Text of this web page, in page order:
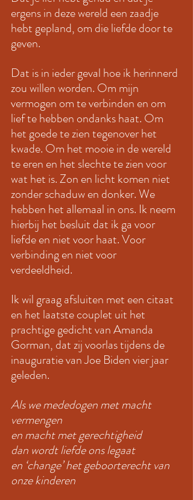
ergens in deze wereld een zaadje
hebt gepland, om die liefde door te
geven.
Dat is in ieder geval hoe ik herinnerd
zou willen worden. Om mijn
vermogen om te verbinden en om
lief te hebben ondanks haat. Om
het goede te zien tegenover het
kwade. Om het mooie in de wereld
te eren en het slechte te zien voor
wat het is. Zon en licht komen niet
zonder schaduw en donker. We
hebben het allemaal in ons. Ik neem
hierbij het besluit dat ik ga voor
liefde en niet voor haat. Voor
verbinding en niet voor
verdeeldheid.
Ik wil graag afsluiten met een citaat
en het laatste couplet uit het
prachtige gedicht van Amanda
Gorman, dat zij voorlas tijdens de
inauguratie van Joe Biden vier jaar
geleden.
Als we mededogen met macht
vermengen
en macht met gerechtigheid
dan wordt liefde ons legaat
en ‘change’ het geboorterecht van
onze kinderen